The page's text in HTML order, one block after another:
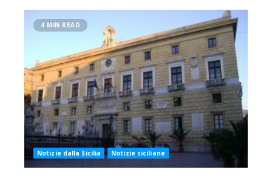
4 MIN READ
Notizie dalla Sicilia Notizie siciliane